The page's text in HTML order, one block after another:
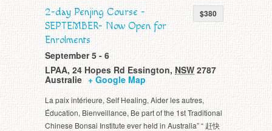
$380
2-day Penjing Course -
SEPTEMBER- Now Open for
Enrolments
September 5 - 6
LPAA, 24 Hopes Rd Essington, NSW 2787
Australie + Google Map
La paix intérieure, Self Healing, Aider les autres,
Éducation, Bienveillance, Be part of the 1st Traditional
Chinese Bonsai Institute ever held in Australia” “ 赶快